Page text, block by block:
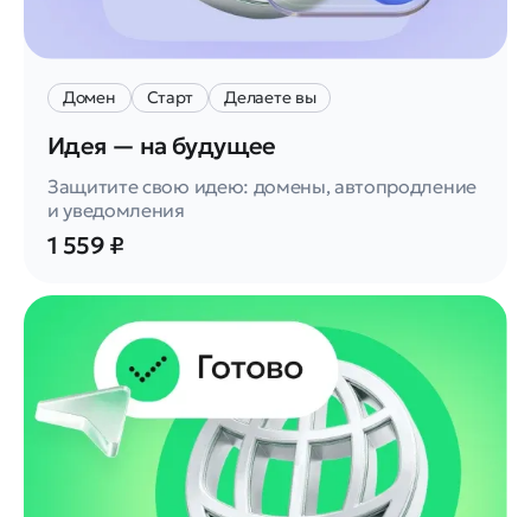
Домен Старт Делаете вы
Идея — на будущее
Защитите свою идею: домены, автопродление
и уведомления
1 559 ₽